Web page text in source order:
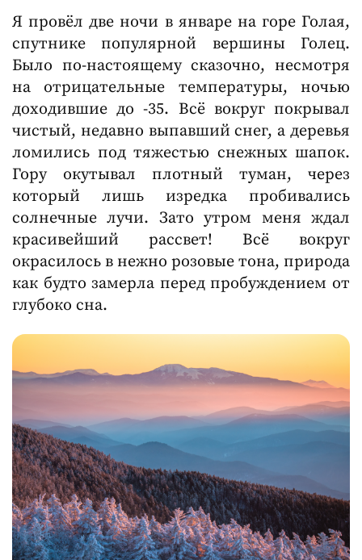
Я провёл две ночи в январе на горе Голая,
спутнике популярной вершины Голец.
Было по-настоящему сказочно, несмотря
на отрицательные температуры, ночью
доходившие до -35. Всё вокруг покрывал
чистый, недавно выпавший снег, а деревья
ломились под тяжестью снежных шапок.
Гору окутывал плотный туман, через
который лишь изредка пробивались
солнечные лучи. Зато утром меня ждал
красивейший рассвет! Всё вокруг
окрасилось в нежно розовые тона, природа
как будто замерла перед пробуждением от
глубоко сна.